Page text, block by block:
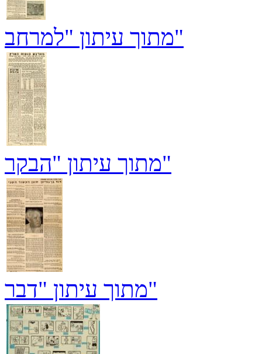
מתוך עיתון "למרחב"
מתוך עיתון "הבקר"
מתוך עיתון "דבר"